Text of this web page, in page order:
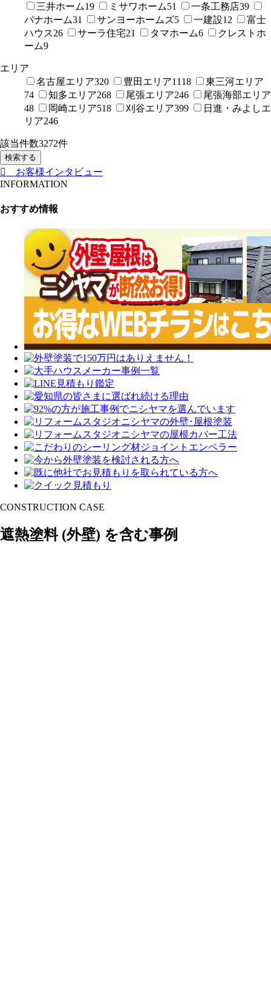
三井ホーム19 ミサワホーム51 一条工務店39
パナホーム31 サンヨーホームズ5 一建設12
富士
ハウス26 サーラ住宅21 タマホーム6
クレストホ
ーム9
エリア
名古屋エリア320 豊田エリア1118
東三河エリア
74
知多エリア268 尾張エリア246
尾張海部エリア
48
岡崎エリア518 刈谷エリア399
日進・みよしエ
リア246
該当件数3272件
検索する
お客様インタビュー
INFORMATION
おすすめ情報
CONSTRUCTION CASE
遮熱塗料 (外壁) を含む事例